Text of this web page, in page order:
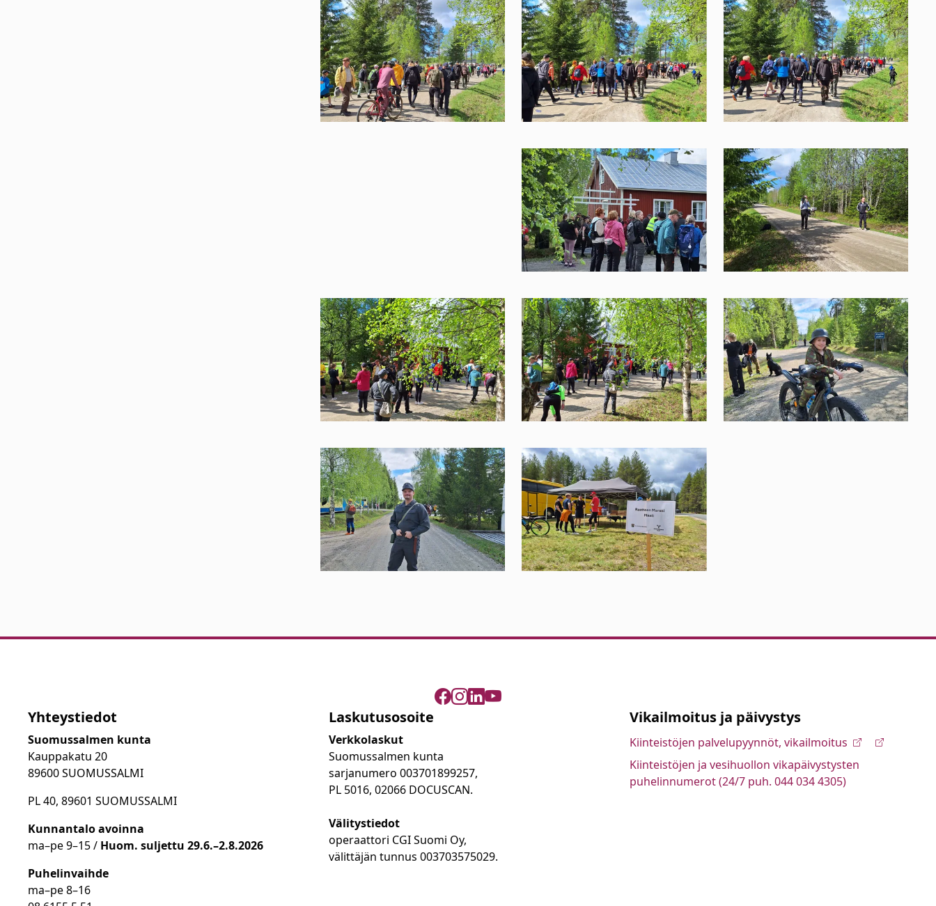
Yhteystiedot
Suomussalmen kunta
Kauppakatu 20
89600 SUOMUSSALMI
PL 40, 89601 SUOMUSSALMI
Kunnantalo avoinna
ma–pe 9–15 / Huom. suljettu 29.6.–2.8.2026
Puhelinvaihde
ma–pe 8–16
Laskutusosoite
Verkkolaskut
Suomussalmen kunta
sarjanumero 003701899257,
PL 5016, 02066 DOCUSCAN.
Välitystiedot
operaattori CGI Suomi Oy,
välittäjän tunnus 003703575029.
Vikailmoitus ja päivystys
Kiinteistöjen palvelupyynnöt, vikailmoitus
Kiinteistöjen ja vesihuollon vikapäivystysten
puhelinnumerot (24/7 puh. 044 034 4305)